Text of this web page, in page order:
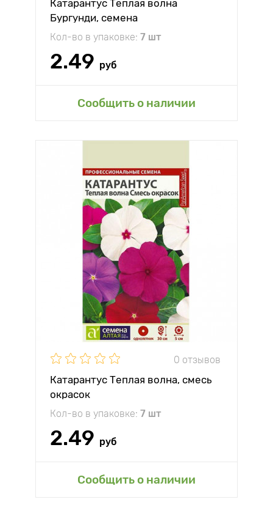
Катарантус Теплая волна
Бургунди, семена
Кол-во в упаковке: 7 шт
2.49 руб
Сообщить о наличии
0 отзывов
Катарантус Теплая волна, смесь
окрасок
Кол-во в упаковке: 7 шт
2.49 руб
Сообщить о наличии